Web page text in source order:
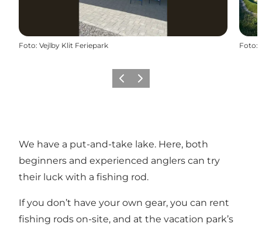
Foto: Vejlby Klit Feriepark Foto:
Vorige Volgende
We have a put-and-take lake. Here, both
beginners and experienced anglers can try
their luck with a fishing rod.
If you don’t have your own gear, you can rent
fishing rods on-site, and at the vacation park’s